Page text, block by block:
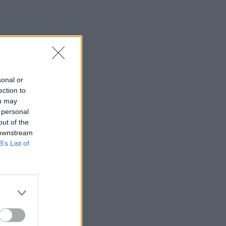
or
to
may
of the
List of